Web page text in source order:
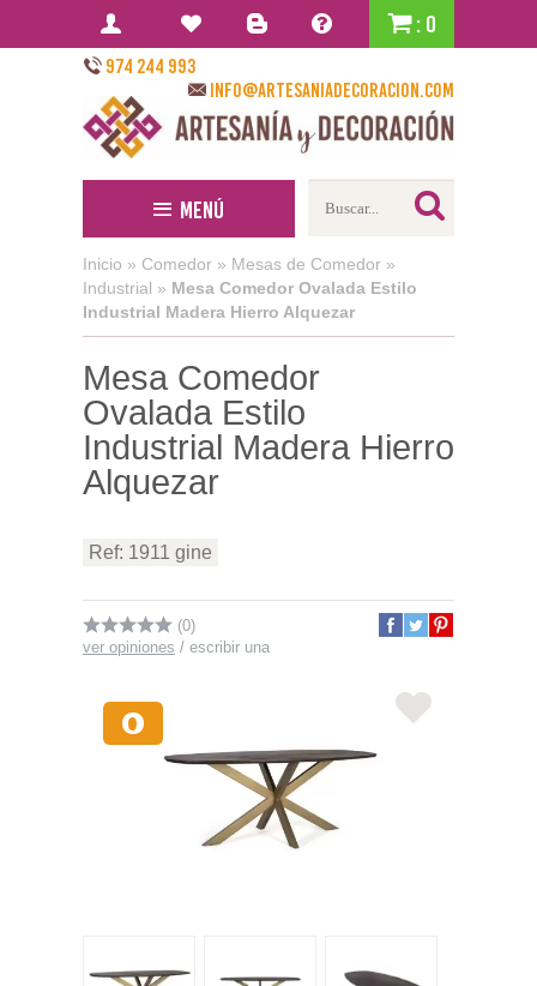
: 0
974 244 993
info@artesaniadecoracion.com
Menú
Inicio » Comedor » Mesas de Comedor »
Industrial » Mesa Comedor Ovalada Estilo
Industrial Madera Hierro Alquezar
Mesa Comedor
Ovalada Estilo
Industrial Madera Hierro
Alquezar
Ref: 1911 gine
(0)
ver opiniones / escribir una